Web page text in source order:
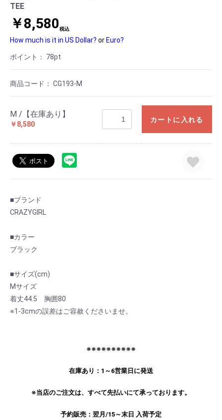
TEE
￥8,580税込
How much is it in US Dollar? or Euro?
ポイント： 78pt
商品コード： CG193-M
M /【在庫あり】
￥8,580
カートに入れる
■ブランド
CRAZYGIRL
■カラー
ブラック
■サイズ(cm)
Mサイズ
着丈44.5 胸囲80
※1-3cmの誤差はご容赦くださいませ。
※※※※※※※※※※
在庫あり：1～6営業日に発送
※当店のご注文は、すべて先払いにて承っております。
予約販売：翌月/15～末日 入荷予定